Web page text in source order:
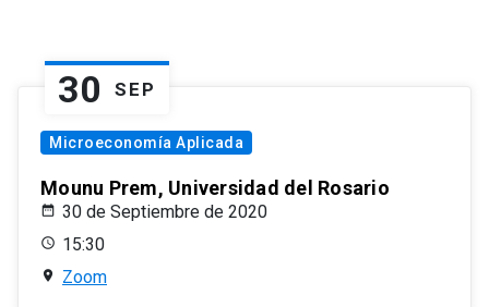
30 SEP
Microeconomía Aplicada
Mounu Prem, Universidad del Rosario
30 de Septiembre de 2020
15:30
Zoom